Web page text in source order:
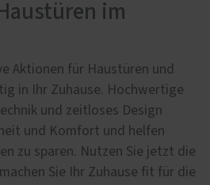
im
Aktionen für Haustüren und
in Ihr Zuhause. Hochwertige
und zeitloses Design
und Komfort und helfen
zu sparen. Nutzen Sie jetzt die
Sie Ihr Zuhause fit für die